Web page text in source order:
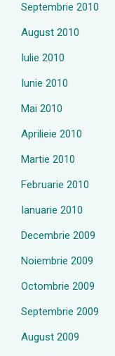
Septembrie 2010
August 2010
Iulie 2010
Iunie 2010
Mai 2010
Aprilieie 2010
Martie 2010
Februarie 2010
Ianuarie 2010
Decembrie 2009
Noiembrie 2009
Octombrie 2009
Septembrie 2009
August 2009